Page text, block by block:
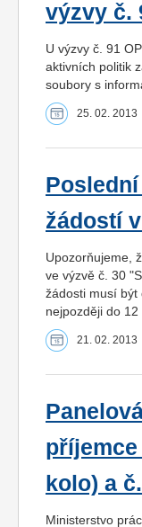
výzvy č.
U výzvy č. 91
aktivních politik
soubory s
25. 02. 2013
žádostí
Upozorňujeme,
ve výzvě č. 30
žádosti musí být
nejpozději do 12
21. 02. 2013
příjemce
kolo) a
Ministerstvo